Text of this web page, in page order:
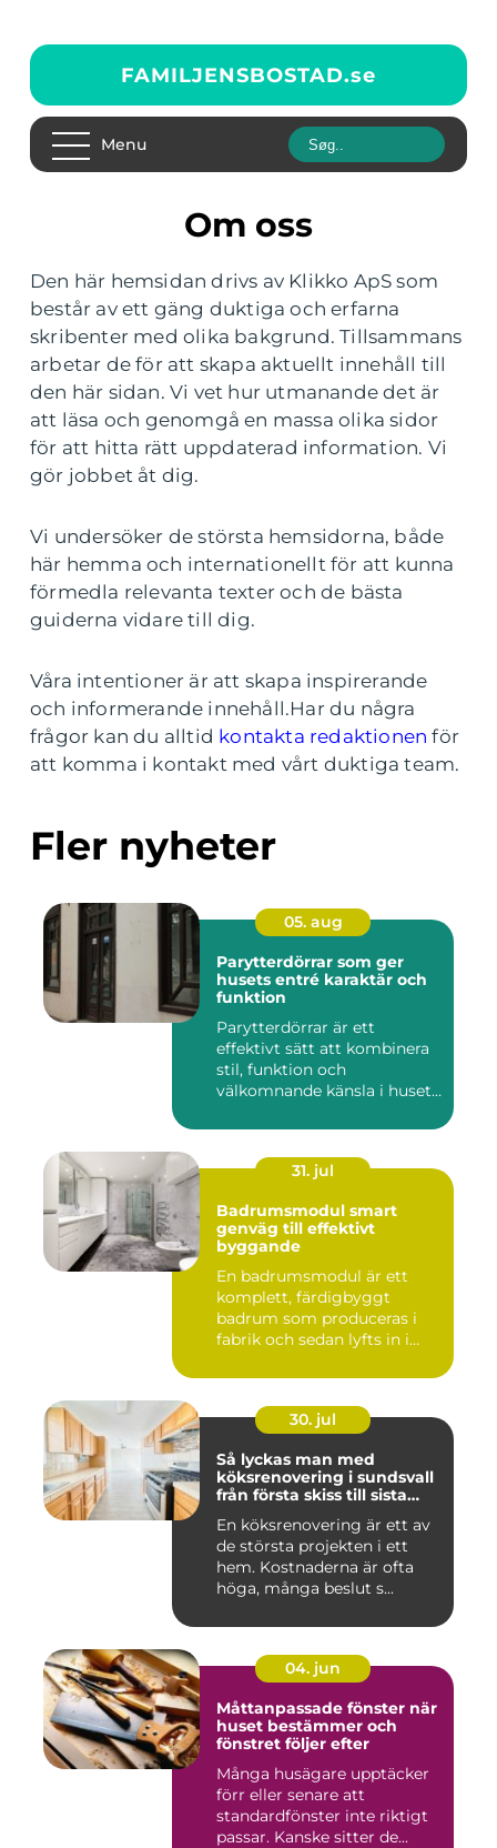
FAMILJENSBOSTAD.se
Menu
Om oss
Den här hemsidan drivs av Klikko ApS som
består av ett gäng duktiga och erfarna
skribenter med olika bakgrund. Tillsammans
arbetar de för att skapa aktuellt innehåll till
den här sidan. Vi vet hur utmanande det är
att läsa och genomgå en massa olika sidor
för att hitta rätt uppdaterad information. Vi
gör jobbet åt dig.
Vi undersöker de största hemsidorna, både
här hemma och internationellt för att kunna
förmedla relevanta texter och de bästa
guiderna vidare till dig.
Våra intentioner är att skapa inspirerande
och informerande innehåll.Har du några
frågor kan du alltid kontakta redaktionen för
att komma i kontakt med vårt duktiga team.
Fler nyheter
05. aug
Parytterdörrar som ger
husets entré karaktär och
funktion
Parytterdörrar är ett
effektivt sätt att kombinera
stil, funktion och
välkomnande känsla i husets
31. jul
Badrumsmodul smart
genväg till effektivt
byggande
En badrumsmodul är ett
komplett, färdigbyggt
badrum som produceras i
fabrik och sedan lyfts in i
30. jul
Så lyckas man med
köksrenovering i sundsvall
från första skiss till sista
En köksrenovering är ett av
de största projekten i ett
hem. Kostnaderna är ofta
höga, många beslut s...
04. jun
Måttanpassade fönster när
huset bestämmer och
fönstret följer efter
Många husägare upptäcker
förr eller senare att
standardfönster inte riktigt
passar. Kanske sitter de...